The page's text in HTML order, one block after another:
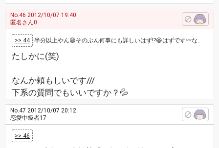
No.46 2012/10/07 19:40
匿名さん0
>> 44 半分以上やん😄そのぶん何事にも詳しいはず⁉😆はずです〰なんでも答えますよ😄
たしかに(笑)
なんか頼もしいです///
下系の質問でもいいですか？💦
No.47 2012/10/07 20:12
恋愛中級者17
>> 46